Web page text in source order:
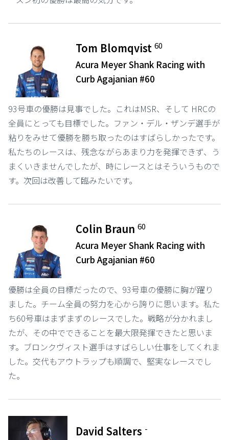
Tom Blomqvist60
Acura Meyer Shank Racing with
Curb Agajanian #60
93号車の優勝は見事でした。これはMSR、そして HRCの
全員にとっても目標でした。ファン・デル・ザンデ選手が
粘りをみせて優勝を勝ち取ったのはすばらしかったです。
私たちのレースは、残念ながらあまり力を発揮できず、う
まくいきませんでしたが、時にレースとはそういうもので
す。次回は改善して臨みたいです。
Colin Braun60
Acura Meyer Shank Racing with
Curb Agajanian #60
優勝は全員の目標だったので、93号車の優勝に胸が躍り
ました。チーム全員の努力を心から誇りに思います。私た
ち60号車はまずまずのレースでした。戦略が分かれまし
たが、その中でできることを最大限発揮できたと思いま
す。ブロンクヴィスト選手はすばらしい仕事をしてくれま
した。交代もアウトラップも順調で、堅実なレースでし
た。
David Salters -